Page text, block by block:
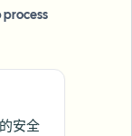
process
安全